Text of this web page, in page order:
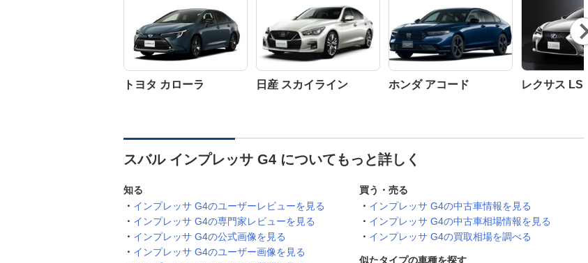
トヨタ カローラ 日産 スカイライン ホンダ アコード レクサス LS
Nex
t
スバル インプレッサ G4 についてもっと詳しく
知る
インプレッサ G4のユーザーレビューを見る
インプレッサ G4の専門家レビューを見る
インプレッサ G4の公式画像を見る
インプレッサ G4のユーザー画像を見る
買う・売る
インプレッサ G4の中古車情報を見る
インプレッサ G4の中古車相場情報を見る
インプレッサ G4の買取相場を調べる
似たタイプの車種を探す